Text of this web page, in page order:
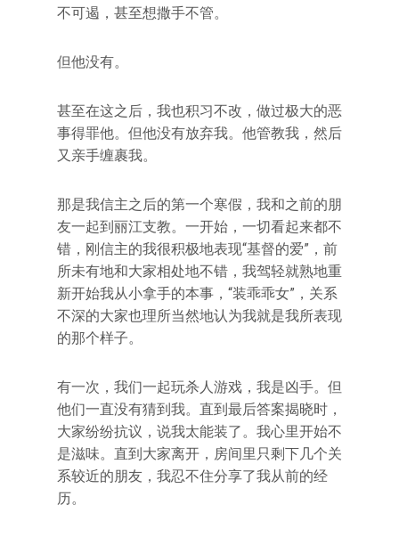
不可遏，甚至想撒手不管。
但他没有。
甚至在这之后，我也积习不改，做过极大的恶
事得罪他。但他没有放弃我。他管教我，然后
又亲手缠裹我。
那是我信主之后的第一个寒假，我和之前的朋
友一起到丽江支教。一开始，一切看起来都不
错，刚信主的我很积极地表现“基督的爱”，前
所未有地和大家相处地不错，我驾轻就熟地重
新开始我从小拿手的本事，“装乖乖女”，关系
不深的大家也理所当然地认为我就是我所表现
的那个样子。
有一次，我们一起玩杀人游戏，我是凶手。但
他们一直没有猜到我。直到最后答案揭晓时，
大家纷纷抗议，说我太能装了。我心里开始不
是滋味。直到大家离开，房间里只剩下几个关
系较近的朋友，我忍不住分享了我从前的经
历。